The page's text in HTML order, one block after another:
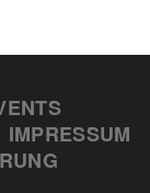
IMPRESSUM